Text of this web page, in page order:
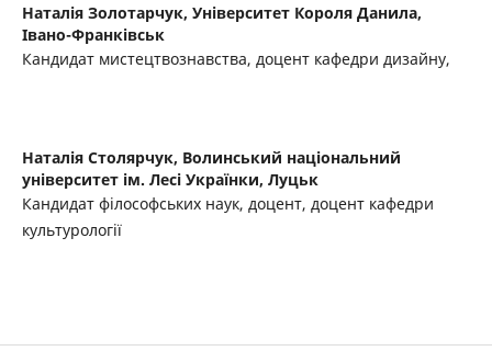
Наталія Золотарчук, Університет Короля Данила,
Івано-Франківськ
Кандидат мистецтвознавства, доцент кафедри дизайну,
Наталія Столярчук, Волинський національний
університет ім. Лесі Українки, Луцьк
Кандидат філософських наук, доцент, доцент кафедри
культурології